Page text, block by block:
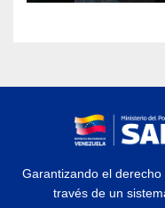
Garantizando el
través de un